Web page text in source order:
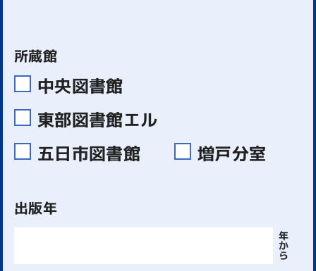
所蔵館
中央図書館
東部図書館エル
五日市図書館
増戸分室
出版年
年
か
ら